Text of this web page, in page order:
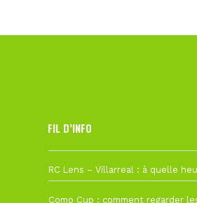
FIL D’INFO